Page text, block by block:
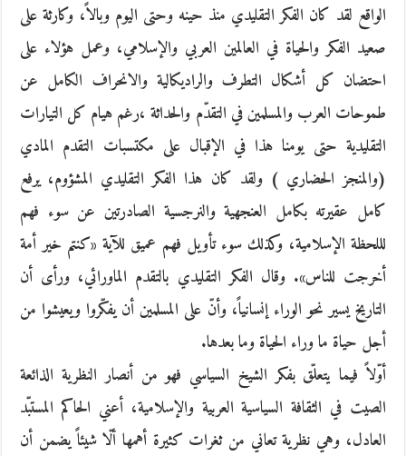
الواقع لقد كان الفكر التقليدي منذ حينه وحتى اليوم وبالاً، وكارثة على
صعيد الفكر والحياة في العالمين العربي والإسلامي، وعمل هؤلاء على
احتضان كل أشكال التطرف والراديكالية والانحراف الكامل عن
طموحات العرب والمسلمين في التقدّم والحداثة ،رغم هيام كل التيارات
التقليدية حتى يومنا هذا في الإقبال على مكتسبات التقدم المادي
(والمنجز الحضاري ) ولقد كان هذا الفكر التقليدي المشؤوم، يرفع
كامل عقيرته بكامل العنجهية والنرجسية الصادرتين عن سوء فهم
لللحظة الإسلامية، وكذلك سوء تأويل فهم عميق للآية «كنتم خير أمة
أخرجت للناس». وقال الفكر التقليدي بالتقدم الماورائي، ورأى أن
التاريخ يسير نحو الوراء إنسانياً، وأنّ على المسلمين أن يفكّروا ويعيشوا من
أجل حياة ما وراء الحياة وما بعدها.
أوّلاً فيما يتعلّق بفكر الشيخ السياسي فهو من أنصار النظرية الذائعة
الصيت في الثقافة السياسية العربية والإسلامية، أعني الحاكم المستبّد
العادل، وهي نظرية تعاني من ثغرات كثيرة أهمها ألّا شيئاً يضمن أن